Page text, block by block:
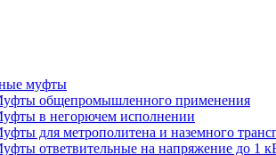
муфты
общепромышленного применения
в негорючем исполнении
для метрополитена и наземного
ответвительные на напряжение до 1